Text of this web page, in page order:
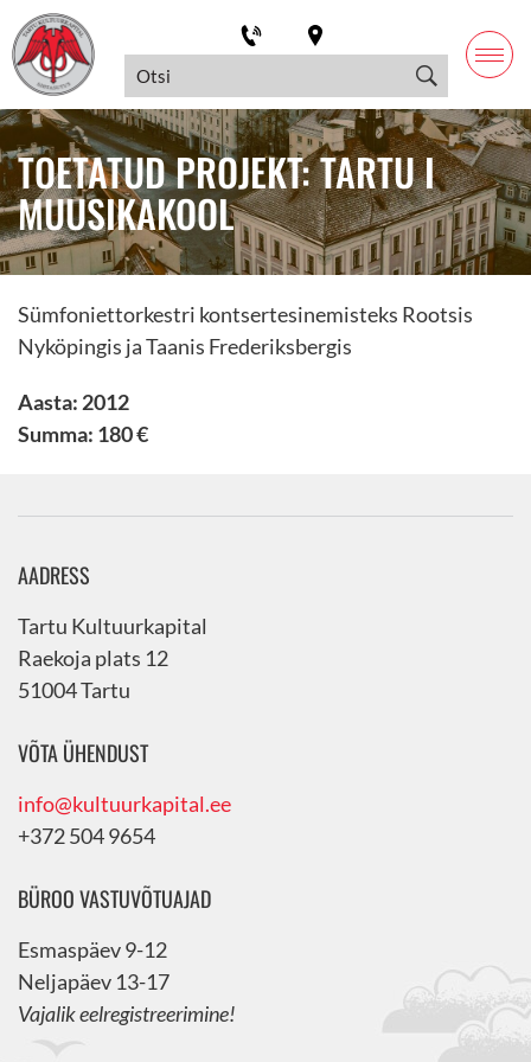
TOETATUD PROJEKT: TARTU I
MUUSIKAKOOL
Sümfoniettorkestri kontsertesinemisteks Rootsis
Nyköpingis ja Taanis Frederiksbergis
Aasta: 2012
Summa: 180 €
AADRESS
Tartu Kultuurkapital
Raekoja plats 12
51004 Tartu
VÕTA ÜHENDUST
info@kultuurkapital.ee
+372 504 9654
BÜROO VASTUVÕTUAJAD
Esmaspäev 9-12
Neljapäev 13-17
Vajalik eelregistreerimine!